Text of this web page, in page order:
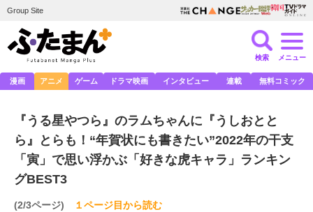
Group Site
検索 メニュー
漫画 アニメ ゲーム ドラマ映画 インタビュー 連載 無料コミック
『うる星やつら』のラムちゃんに『うしおとと
ら』とらも！“年賀状にも書きたい”2022年の干支
「寅」で思い浮かぶ「好きな虎キャラ」ランキン
グBEST3
(2/3ページ) １ページ目から読む